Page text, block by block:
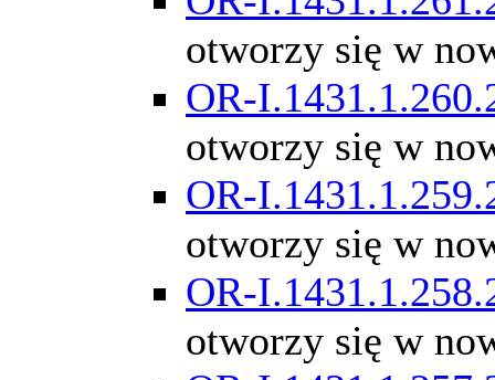
otworzy się w
OR-
otworzy się w
OR-
otworzy się w
OR-
otworzy się w